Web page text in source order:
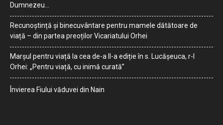
Dumnezeu…
Recunoștință și binecuvântare pentru mamele dătătoare de
viață – din partea preoților Vicariatului Orhei
Marșul pentru viață la cea de-a II-a ediție în s. Lucășeuca, r-l
Orhei: „Pentru viață, cu inimă curată”
Învierea Fiului văduvei din Nain